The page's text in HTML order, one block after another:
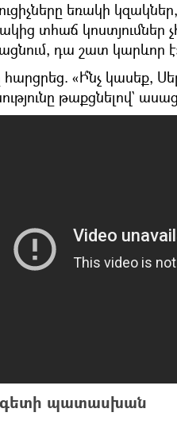
եռակի
տհաճ կոստյումներ
դա շատ կարևոր
«Ի՞նչ կասեք,
թաքցնելով`
պատասխան